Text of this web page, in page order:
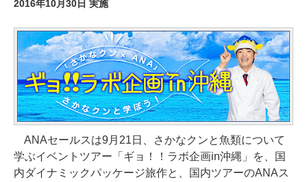
2016年10月30日 実施
ANAセールスは9月21日、さかなクンと魚類について
学ぶイベントツアー「ギョ！！ラボ企画in沖縄」を、国
内ダイナミックパッケージ旅作と、国内ツアーのANAス